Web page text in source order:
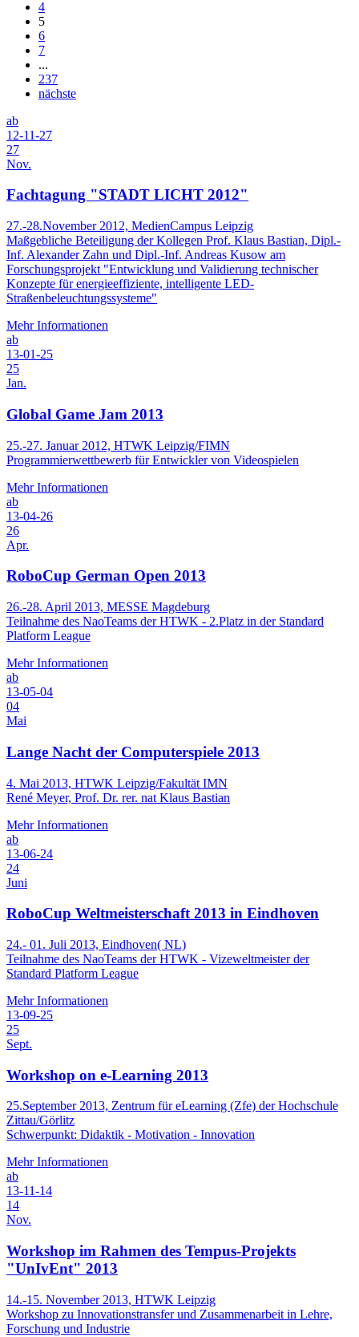
4
5
6
7
...
237
nächste
ab
12-11-27
27
Nov.
Fachtagung "STADT LICHT 2012"
27.-28.November 2012, MedienCampus Leipzig
Maßgebliche Beteiligung der Kollegen Prof. Klaus Bastian, Dipl.-
Inf. Alexander Zahn und Dipl.-Inf. Andreas Kusow am
Forschungsprojekt "Entwicklung und Validierung technischer
Konzepte für energieeffiziente, intelligente LED-
Straßenbeleuchtungssysteme"
Mehr Informationen
ab
13-01-25
25
Jan.
Global Game Jam 2013
25.-27. Januar 2012, HTWK Leipzig/FIMN
Programmierwettbewerb für Entwickler von Videospielen
Mehr Informationen
ab
13-04-26
26
Apr.
RoboCup German Open 2013
26.-28. April 2013, MESSE Magdeburg
Teilnahme des NaoTeams der HTWK - 2.Platz in der Standard
Platform League
Mehr Informationen
ab
13-05-04
04
Mai
Lange Nacht der Computerspiele 2013
4. Mai 2013, HTWK Leipzig/Fakultät IMN
René Meyer, Prof. Dr. rer. nat Klaus Bastian
Mehr Informationen
ab
13-06-24
24
Juni
RoboCup Weltmeisterschaft 2013 in Eindhoven
24.- 01. Juli 2013, Eindhoven( NL)
Teilnahme des NaoTeams der HTWK - Vizeweltmeister der
Standard Platform League
Mehr Informationen
13-09-25
25
Sept.
Workshop on e-Learning 2013
25.September 2013, Zentrum für eLearning (Zfe) der Hochschule
Zittau/Görlitz
Schwerpunkt: Didaktik - Motivation - Innovation
Mehr Informationen
ab
13-11-14
14
Nov.
Workshop im Rahmen des Tempus-Projekts
"UnIvEnt" 2013
14.-15. November 2013, HTWK Leipzig
Workshop zu Innovationstransfer und Zusammenarbeit in Lehre,
Forschung und Industrie